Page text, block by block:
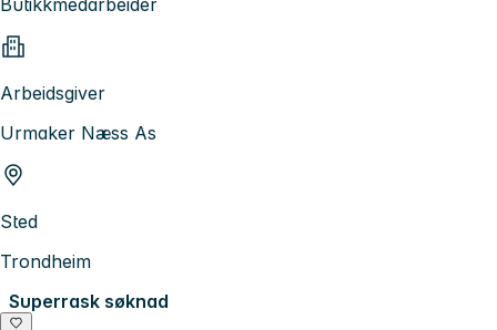
Butikkmedarbeider
Arbeidsgiver
Urmaker Næss As
Sted
Trondheim
Superrask søknad